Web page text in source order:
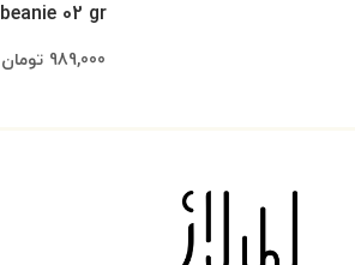
beanie 02 gr
989,000 تومان